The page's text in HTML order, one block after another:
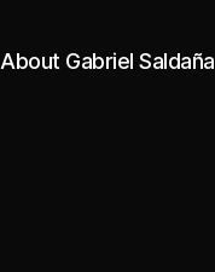
About Gabriel Saldaña